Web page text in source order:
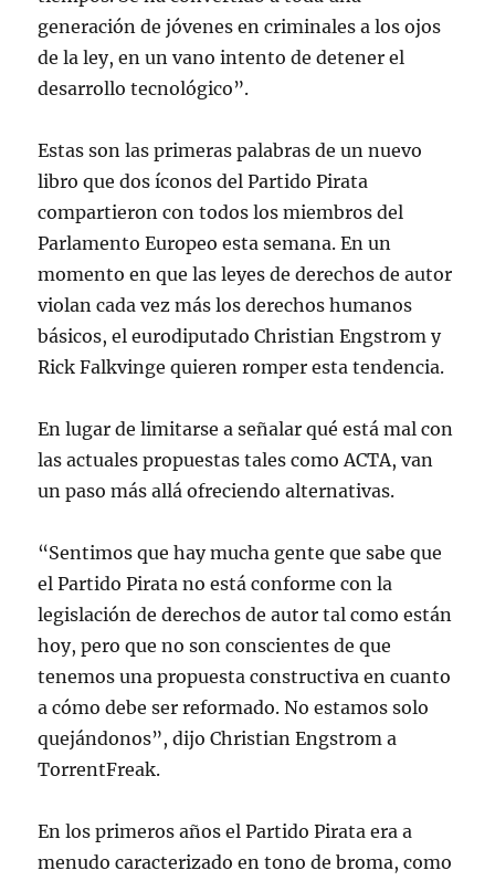
generación de jóvenes en criminales a los ojos
de la ley, en un vano intento de detener el
desarrollo tecnológico”.
Estas son las primeras palabras de un nuevo
libro que dos íconos del Partido Pirata
compartieron con todos los miembros del
Parlamento Europeo esta semana. En un
momento en que las leyes de derechos de autor
violan cada vez más los derechos humanos
básicos, el eurodiputado Christian Engstrom y
Rick Falkvinge quieren romper esta tendencia.
En lugar de limitarse a señalar qué está mal con
las actuales propuestas tales como ACTA, van
un paso más allá ofreciendo alternativas.
“Sentimos que hay mucha gente que sabe que
el Partido Pirata no está conforme con la
legislación de derechos de autor tal como están
hoy, pero que no son conscientes de que
tenemos una propuesta constructiva en cuanto
a cómo debe ser reformado. No estamos solo
quejándonos”, dijo Christian Engstrom a
TorrentFreak.
En los primeros años el Partido Pirata era a
menudo caracterizado en tono de broma, como